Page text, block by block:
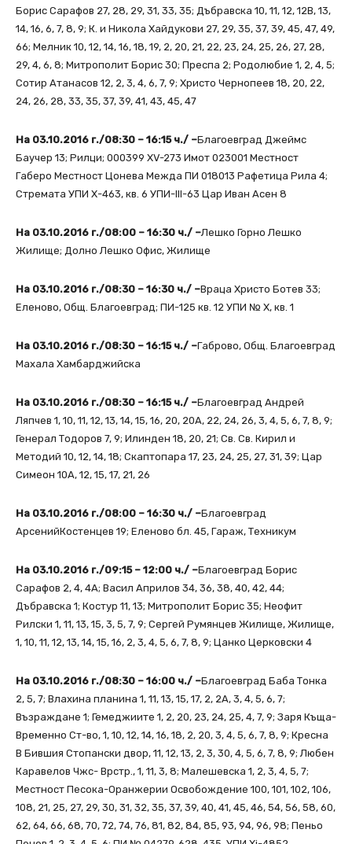
Борис Сарафов 27, 28, 29, 31, 33, 35; Дъбравска 10, 11, 12, 12В, 13,
14, 16, 6, 7, 8, 9; К. и Никола Хайдукови 27, 29, 35, 37, 39, 45, 47, 49,
66; Мелник 10, 12, 14, 16, 18, 19, 2, 20, 21, 22, 23, 24, 25, 26, 27, 28,
29, 4, 6, 8; Митрополит Борис 30; Преспа 2; Родолюбие 1, 2, 4, 5;
Сотир Атанасов 12, 2, 3, 4, 6, 7, 9; Христо Чернопеев 18, 20, 22,
24, 26, 28, 33, 35, 37, 39, 41, 43, 45, 47
На 03.10.2016 г./08:30 – 16:15 ч./ –Благоевград Джеймс
Баучер 13; Рилци; 000399 XV-273 Имот 023001 Местност
Габеро Местност Цонева Межда ПИ 018013 Рафетица Рила 4;
Стремата УПИ Х-463, кв. 6 УПИ-ІІІ-63 Цар Иван Асен 8
На 03.10.2016 г./08:00 – 16:30 ч./ –Лешко Горно Лешко
Жилище; Долно Лешко Офис, Жилище
На 03.10.2016 г./08:30 – 16:30 ч./ –Враца Христо Ботев 33;
Еленово, Общ. Благоевград; ПИ-125 кв. 12 УПИ № Х, кв. 1
На 03.10.2016 г./08:30 – 16:15 ч./ –Габрово, Общ. Благоевград
Махала Хамбарджийска
На 03.10.2016 г./08:30 – 16:15 ч./ –Благоевград Андрей
Ляпчев 1, 10, 11, 12, 13, 14, 15, 16, 20, 20А, 22, 24, 26, 3, 4, 5, 6, 7, 8, 9;
Генерал Тодоров 7, 9; Илинден 18, 20, 21; Св. Св. Кирил и
Методий 10, 12, 14, 18; Скаптопара 17, 23, 24, 25, 27, 31, 39; Цар
Симеон 10А, 12, 15, 17, 21, 26
На 03.10.2016 г./08:00 – 16:30 ч./ –Благоевград
АрсенийКостенцев 19; Еленово бл. 45, Гараж, Техникум
На 03.10.2016 г./09:15 – 12:00 ч./ –Благоевград Борис
Сарафов 2, 4, 4А; Васил Априлов 34, 36, 38, 40, 42, 44;
Дъбравска 1; Костур 11, 13; Митрополит Борис 35; Неофит
Рилски 1, 11, 13, 15, 3, 5, 7, 9; Сергей Румянцев Жилище, Жилище,
1, 10, 11, 12, 13, 14, 15, 16, 2, 3, 4, 5, 6, 7, 8, 9; Цанко Церковски 4
На 03.10.2016 г./08:30 – 16:00 ч./ –Благоевград Баба Тонка
2, 5, 7; Влахина планина 1, 11, 13, 15, 17, 2, 2А, 3, 4, 5, 6, 7;
Възраждане 1; Гемеджиите 1, 2, 20, 23, 24, 25, 4, 7, 9; Заря Къща-
Временно Ст-во, 1, 10, 12, 14, 16, 18, 2, 20, 3, 4, 5, 6, 7, 8, 9; Кресна
В Бившия Стопански двор, 11, 12, 13, 2, 3, 30, 4, 5, 6, 7, 8, 9; Любен
Каравелов Чжс- Врстр., 1, 11, 3, 8; Малешевска 1, 2, 3, 4, 5, 7;
Местност Песока-Оранжерии Освобождение 100, 101, 102, 106,
108, 21, 25, 27, 29, 30, 31, 32, 35, 37, 39, 40, 41, 45, 46, 54, 56, 58, 60,
62, 64, 66, 68, 70, 72, 74, 76, 81, 82, 84, 85, 93, 94, 96, 98; Пеньо